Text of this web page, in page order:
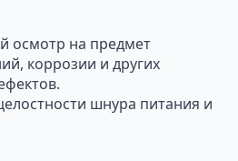
осмотр на предмет
коррозии и других
шнура питания и